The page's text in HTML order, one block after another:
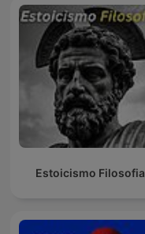
Estoicismo Filosofia